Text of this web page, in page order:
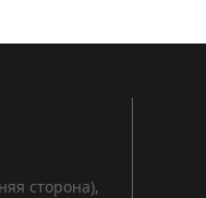
сторона),